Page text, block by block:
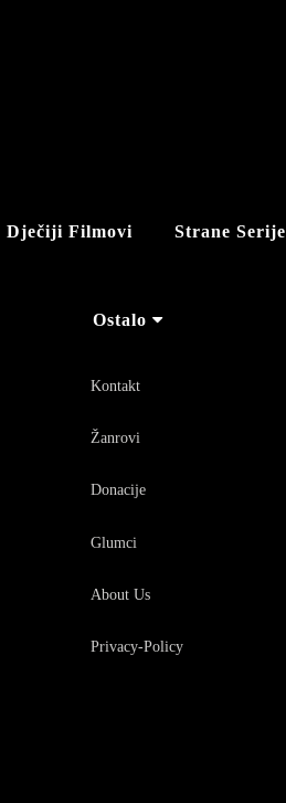
Dječiji Filmovi Strane Serije
Ostalo
Kontakt
Žanrovi
Donacije
Glumci
About Us
Privacy-Policy